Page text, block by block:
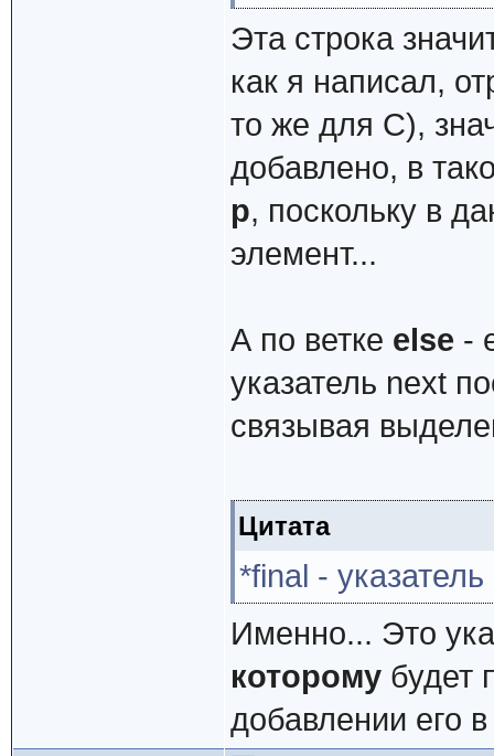
Эта строка
как я написал,
то же для С),
добавлено, в
p, поскольку в
элемент...
А по ветке else -
указатель next
связывая
Цитата
*final -
Именно... Это
которомубудет
добавлении его